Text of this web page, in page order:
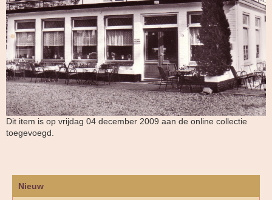
Dit item is op vrijdag 04 december 2009 aan de online collectie
toegevoegd.
Nieuw